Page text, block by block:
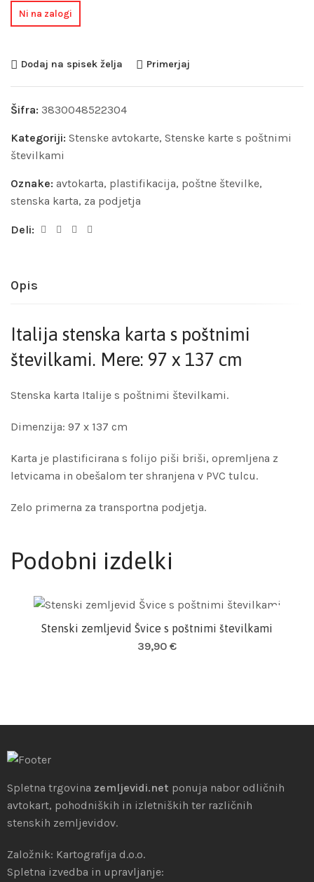
Ni na zalogi
Dodaj na spisek želja Primerjaj
Šifra: 3830048522304
Kategoriji: Stenske avtokarte, Stenske karte s poštnimi
številkami
Oznake: avtokarta, plastifikacija, poštne številke,
stenska karta, za podjetja
Deli:
Opis
Italija stenska karta s poštnimi
številkami. Mere: 97 x 137 cm
Stenska karta Italije s poštnimi številkami.
Dimenzija: 97 x 137 cm
Karta je plastificirana s folijo piši briši, opremljena z
letvicama in obešalom ter shranjena v PVC tulcu.
Zelo primerna za transportna podjetja.
Podobni izdelki
Dodaj v košarico
Stenski zemljevid Švice s poštnimi številkami
39,90 €
Spletna trgovina zemljevidi.net ponuja nabor odličnih
avtokart, pohodniških in izletniških ter različnih
stenskih zemljevidov.
Založnik: Kartografija d.o.o.
Spletna izvedba in upravljanje: